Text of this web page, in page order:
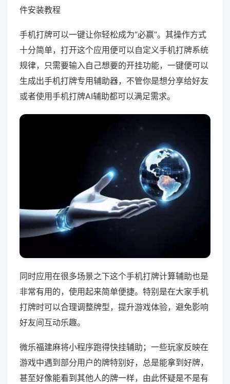
件安装教程
手机打牌可以一键让你轻松成为“必赢”。其操作方式
十分简单，打开这个应用便可以自定义手机打牌系统
规律，只需要输入自己想要的开挂功能，一键便可以
生成出手机打牌专用辅助器，不管你是想分享给好友
或者使用手机打牌AI辅助都可以满足需求。
同时应用在很多场景之下这个手机打牌计算辅助也是
非常有用的，使用起来简单便捷。特别是在大家手机
打牌时可以合理调整牌型，提升游戏体验，避免影响
好友间互动乐趣。
微乐福建麻将小程序跑得快挂辅助；一些玩家反映在
游戏中遇到部分用户的牌特别好，总是能拿到好牌，
甚至好像能看到其他人的牌一样，由此怀疑是不是有